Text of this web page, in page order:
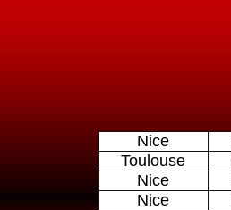
Nice
Toulouse
Nice
Nice